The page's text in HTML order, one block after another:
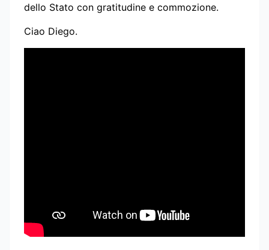
dello Stato con gratitudine e commozione.
Ciao Diego.